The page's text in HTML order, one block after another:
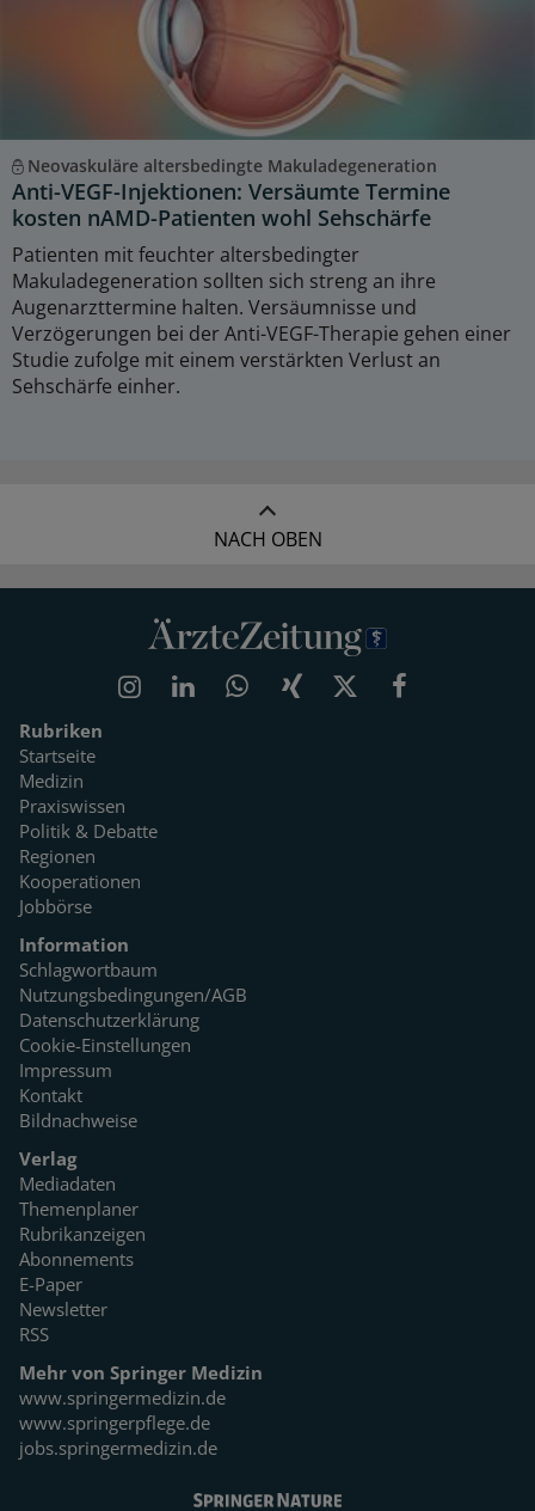
Neovaskuläre altersbedingte Makuladegeneration
Anti-VEGF-Injektionen: Versäumte Termine
kosten nAMD-Patienten wohl Sehschärfe
Patienten mit feuchter altersbedingter
Makuladegeneration sollten sich streng an ihre
Augenarzttermine halten. Versäumnisse und
Verzögerungen bei der Anti-VEGF-Therapie gehen einer
Studie zufolge mit einem verstärkten Verlust an
Sehschärfe einher.
NACH OBEN
Rubriken
Startseite
Medizin
Praxiswissen
Politik & Debatte
Regionen
Kooperationen
Jobbörse
Information
Schlagwortbaum
Nutzungsbedingungen/AGB
Datenschutzerklärung
Cookie-Einstellungen
Impressum
Kontakt
Bildnachweise
Verlag
Mediadaten
Themenplaner
Rubrikanzeigen
Abonnements
E-Paper
Newsletter
RSS
Mehr von Springer Medizin
www.springermedizin.de
www.springerpflege.de
jobs.springermedizin.de